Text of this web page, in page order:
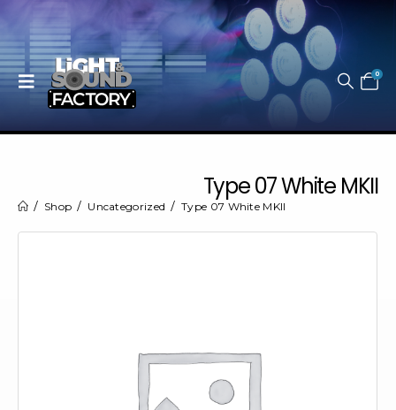
0
Type 07 White MKII
Shop Uncategorized Type 07 White MKII